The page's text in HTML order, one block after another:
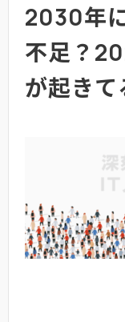
2030年
不足？
が起きて